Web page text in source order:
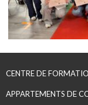
CENTRE DE
APPARTEMENTS DE